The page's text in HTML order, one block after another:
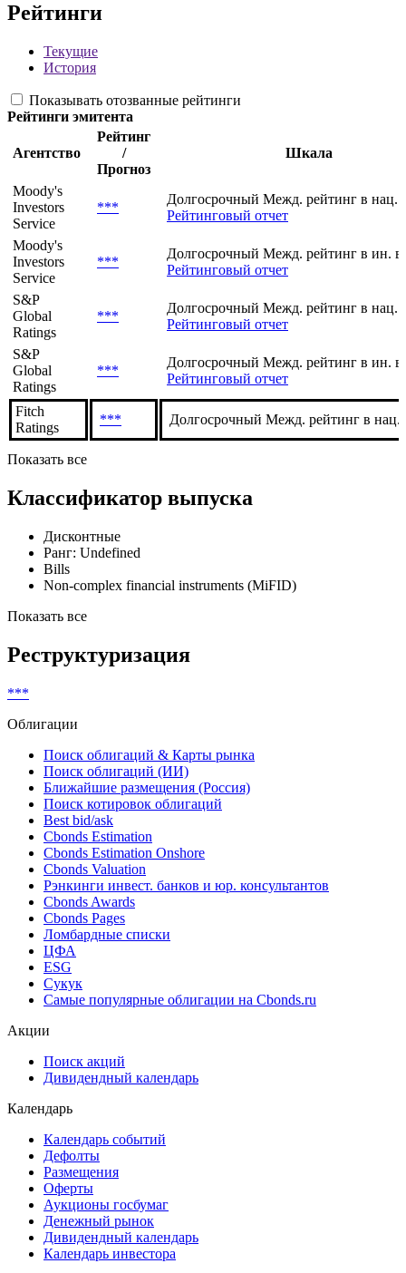
Рейтинги
Текущие
История
Показывать отозванные рейтинги
Рейтинги эмитента
Агентство
Рейтинг
/
Прогноз
Шкала
Moody's
Investors
Service
***
Долгосрочный Межд. рейтинг в нац.
Рейтинговый отчет
Moody's
Investors
Service
***
Долгосрочный Межд. рейтинг в ин.
Рейтинговый отчет
S&P
Global
Ratings
***
Долгосрочный Межд. рейтинг в нац.
Рейтинговый отчет
S&P
Global
Ratings
***
Долгосрочный Межд. рейтинг в ин.
Рейтинговый отчет
Fitch
Ratings
*** Долгосрочный Межд. рейтинг в нац.
Показать все
Классификатор выпуска
Дисконтные
Ранг: Undefined
Bills
Non-complex financial instruments (MiFID)
Показать все
Реструктуризация
***
Облигации
Поиск облигаций & Карты рынка
Поиск облигаций (ИИ)
Ближайшие размещения (Россия)
Поиск котировок облигаций
Best bid/ask
Cbonds Estimation
Cbonds Estimation Onshore
Cbonds Valuation
Рэнкинги инвест. банков и юр. консультантов
Cbonds Awards
Cbonds Pages
Ломбардные списки
ЦФА
ESG
Сукук
Самые популярные облигации на Cbonds.ru
Акции
Поиск акций
Дивидендный календарь
Календарь
Календарь событий
Дефолты
Размещения
Оферты
Аукционы госбумаг
Денежный рынок
Дивидендный календарь
Календарь инвестора